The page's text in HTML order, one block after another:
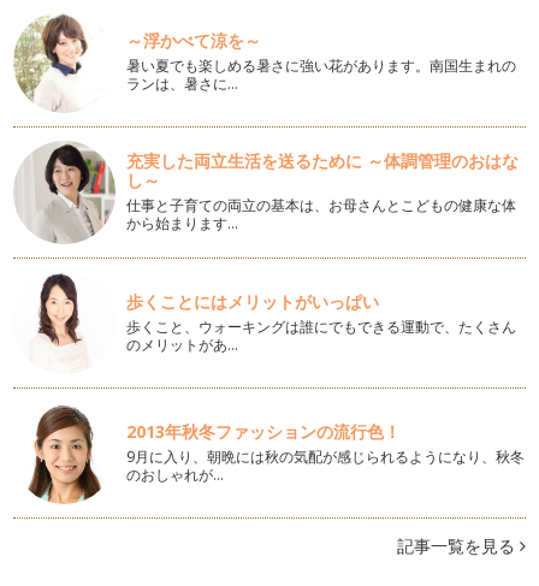
自分自身を知ることこそが『ヨガ』
自分の長所 自分の短所 しっかりと理解していますか？ …
継続することが 成功の近道
新年、初ヨガレッスンにて毎回恒例 新年の抱負のシェアタイ
ム。皆さんは、今年の抱負はあります…
ヨガ的に過ごすには！？
『自分を見つめ、今を生きる』 『無理をしないで自分らし
く』 今年は、無理をしないで…
この冬こそは、ヨガで冷えを改善！！
女性のほとんど。最近は、男性までもが冷え性で悩んでいると
のこと。 みなさんは、この…
数字で見るYOGA
誰もが気になること。それは、体重。 体重計に乗る時は、ほ
とんどの方が誰にも見られな…
ヨガで綺麗なボディラインに
ヨガでは、普段使わない体中の色んな筋肉を使って筋肉をつけ
ることができます。 &nb…
～浮かべて涼を～
暑い夏でも楽しめる暑さに強い花があります。南国生まれの
ランは、暑さに…
充実した両立生活を送るために ～体調管理のおはな
し～
仕事と子育ての両立の基本は、お母さんとこどもの健康な体
から始まります…
歩くことにはメリットがいっぱい
歩くこと、ウォーキングは誰にでもできる運動で、たくさん
のメリットがあ…
2013年秋冬ファッションの流行色！
9月に入り、朝晩には秋の気配が感じられるようになり、秋冬
のおしゃれが…
記事一覧を見る